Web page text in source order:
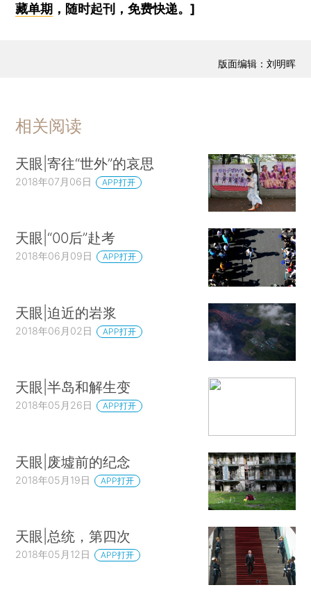
藏单期 ，随时起刊，免费快递。]
版面编辑：刘明晖
相关阅读
天眼|寄往“世外”的哀思
2018年07月06日 APP打开
天眼|“00后”赴考
2018年06月09日 APP打开
天眼|迫近的岩浆
2018年06月02日 APP打开
天眼|半岛和解生变
2018年05月26日 APP打开
天眼|废墟前的纪念
2018年05月19日 APP打开
天眼|总统，第四次
2018年05月12日 APP打开